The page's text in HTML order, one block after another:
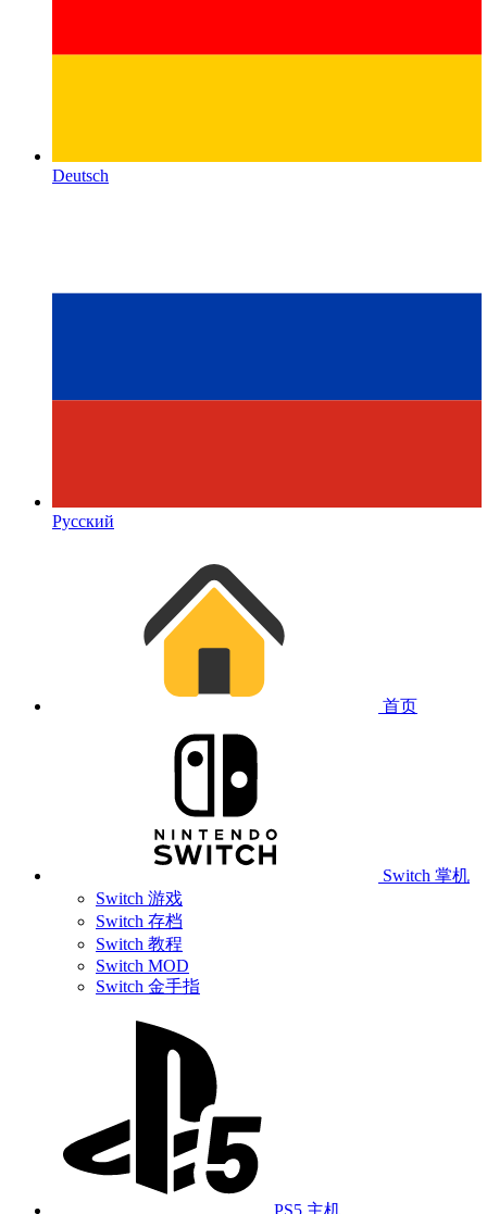
Deutsch
Русский
首页
Switch 掌机
Switch 游戏
Switch 存档
Switch 教程
Switch MOD
Switch 金手指